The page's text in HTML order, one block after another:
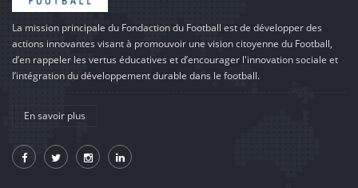
La mission principale du Fondaction du Football est de développer des
actions innovantes visant à promouvoir une vision citoyenne du Football,
d’en rappeler les vertus éducatives et d’encourager l'innovation sociale et
l’intégration du développement durable dans le football.
En savoir plus